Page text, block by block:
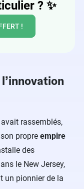
? ✨
!
rassemblés,
propre empire
des
le New Jersey,
un pionnier de la